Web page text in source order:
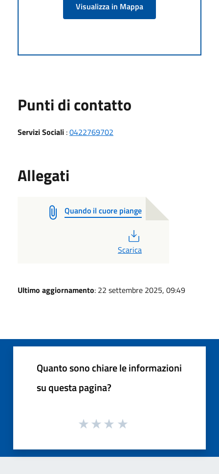
Visualizza in Mappa
Punti di contatto
Servizi Sociali :0422769702
Allegati
Quando il cuore piange
Scarica
Ultimo aggiornamento: 22 settembre 2025, 09:49
Quanto sono chiare le informazioni
su questa pagina?